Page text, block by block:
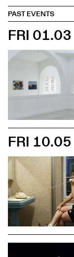
PAST EVENTS
FRI 01.03
FRI 10.05